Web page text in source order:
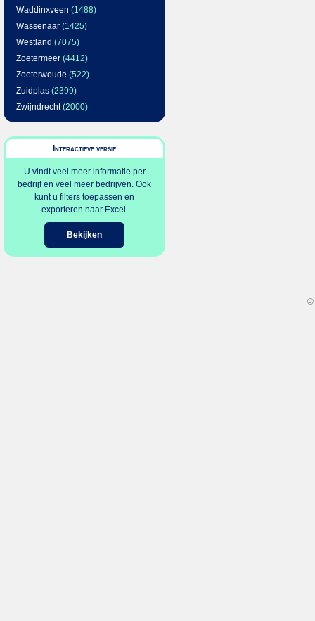
Waddinxveen (1488)
Wassenaar (1425)
Westland (7075)
Zoetermeer (4412)
Zoeterwoude (522)
Zuidplas (2399)
Zwijndrecht(2000)
Interactieve versie
U vindt veel meer informatie per
bedrijf en veel meer bedrijven. Ook
kunt u filters toepassen en
exporteren naar Excel.
Bekijken
©